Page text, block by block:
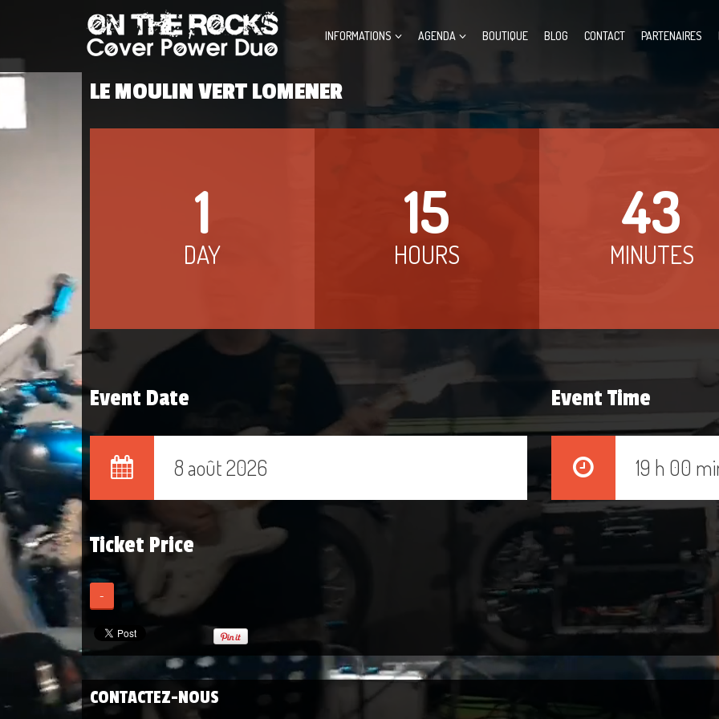
INFORMATIONS AGENDA BOUTIQUE BLOG CONTACT PARTENAIRES
LE MOULIN VERT LOMENER
1
DAY
15
HOURS
43
MINUTES
Event Date
8 août 2026
Event Time
19 h 00
Ticket Price
-
CONTACTEZ-NOUS